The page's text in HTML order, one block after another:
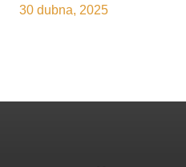
30 dubna, 2025